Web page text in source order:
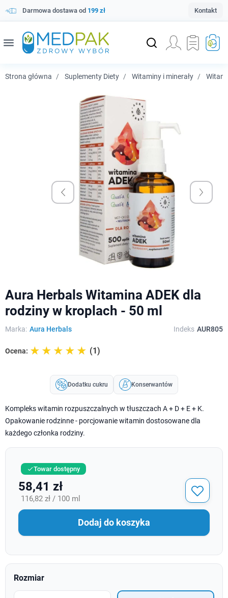
Darmowa dostawa od 199 zł Kontakt
menu
Strona główna Suplementy Diety Witaminy i minerały
Aura Herbals Witamina ADEK dla
rodziny w kroplach - 50 ml
Marka: Aura Herbals Indeks AUR805
Ocena: ☆☆☆☆☆
★★★★★ (1)
Dodatku cukru Konserwantów
Kompleks witamin rozpuszczalnych w tłuszczach A + D + E + K.
Opakowanie rodzinne - porcjowanie witamin dostosowane dla
każdego członka rodziny.
Towar dostępny
58,41 zł
116,82 zł / 100 ml
Dodaj do koszyka
Rozmiar